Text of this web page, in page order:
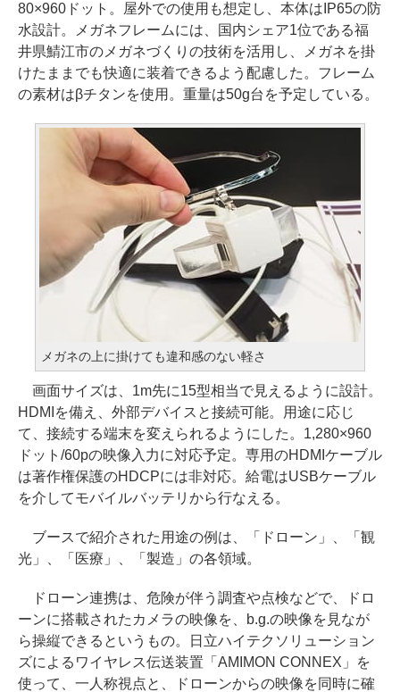
80×960ドット。屋外での使用も想定し、本体はIP65の防
水設計。メガネフレームには、国内シェア1位である福
井県鯖江市のメガネづくりの技術を活用し、メガネを掛
けたままでも快適に装着できるよう配慮した。フレーム
の素材はβチタンを使用。重量は50g台を予定している。
メガネの上に掛けても違和感のない軽さ
画面サイズは、1m先に15型相当で見えるように設計。
HDMIを備え、外部デバイスと接続可能。用途に応じ
て、接続する端末を変えられるようにした。1,280×960
ドット/60pの映像入力に対応予定。専用のHDMIケーブル
は著作権保護のHDCPには非対応。給電はUSBケーブル
を介してモバイルバッテリから行なえる。
ブースで紹介された用途の例は、「ドローン」、「観
光」、「医療」、「製造」の各領域。
ドローン連携は、危険が伴う調査や点検などで、ドロ
ーンに搭載されたカメラの映像を、b.g.の映像を見なが
ら操縦できるというもの。日立ハイテクソリューション
ズによるワイヤレス伝送装置「AMIMON CONNEX」を
使って、一人称視点と、ドローンからの映像を同時に確